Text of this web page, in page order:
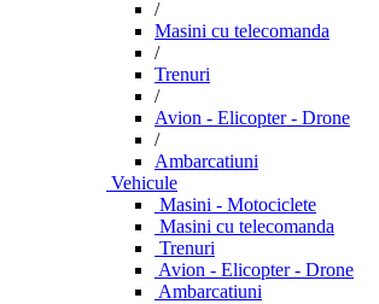
/
Masini cu telecomanda
/
Trenuri
/
Avion - Elicopter - Drone
/
Ambarcatiuni
Vehicule
Masini - Motociclete
Masini cu telecomanda
Trenuri
Avion - Elicopter - Drone
Ambarcatiuni